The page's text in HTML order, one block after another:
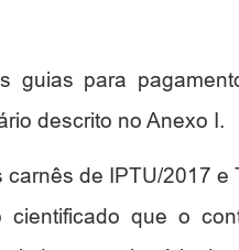
guias para
descrito no Anexo I.
carnês de IPTU/2017 e
cientificado que o